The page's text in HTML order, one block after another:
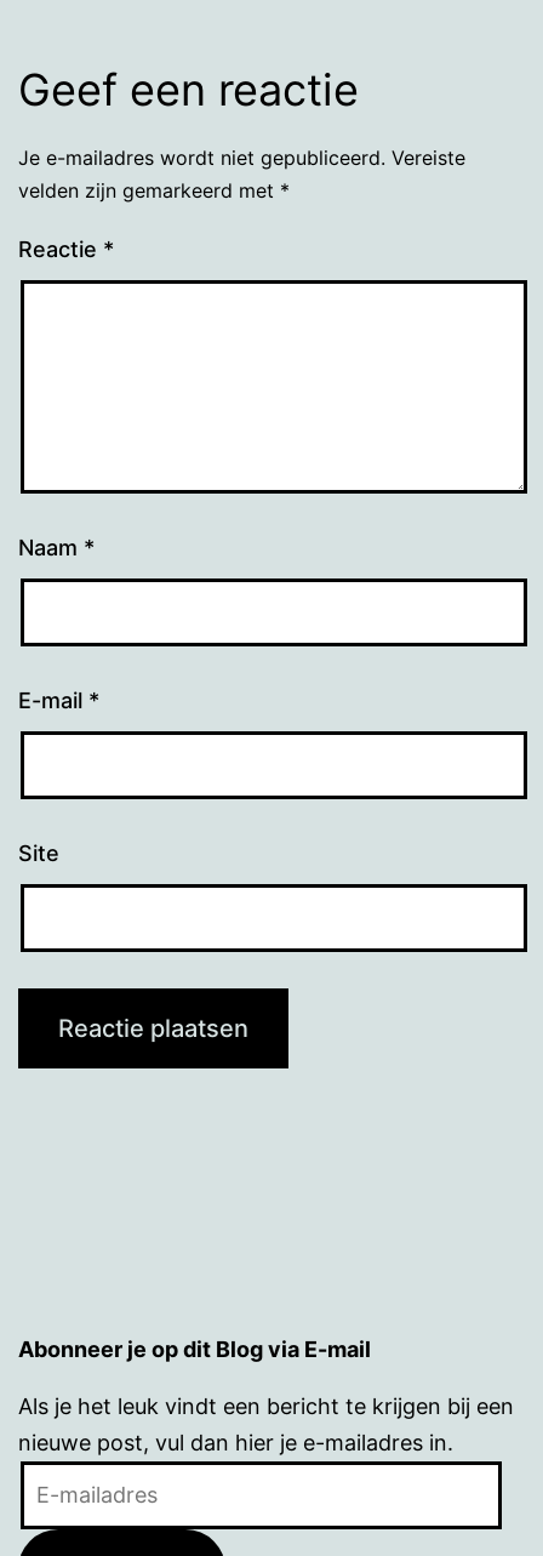
Geef een reactie
Je e-mailadres wordt niet gepubliceerd. Vereiste
velden zijn gemarkeerd met *
Reactie *
Naam *
E-mail *
Site
Abonneer je op dit Blog via E-mail
Als je het leuk vindt een bericht te krijgen bij een
nieuwe post, vul dan hier je e-mailadres in.